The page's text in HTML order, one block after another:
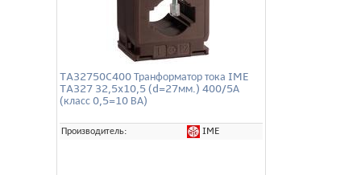
TA32750C400 Транформатор тока IME
TA327 32,5x10,5 (d=27мм.) 400/5А
(класс 0,5=10 ВА)
Производитель: IME